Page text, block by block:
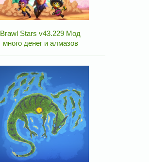
Brawl Stars v43.229 Мод
много денег и алмазов